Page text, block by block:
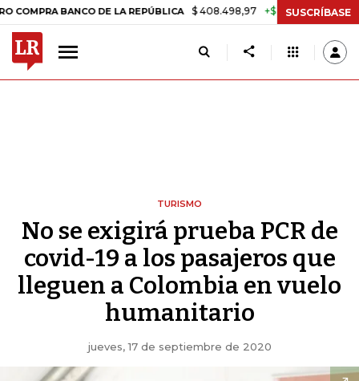
BANCO DE LA REPÚBLICA $ 408.498,97 +$ 8.753,81 +2,19%
SUSCRÍBASE
TURISMO
No se exigirá prueba PCR de
covid-19 a los pasajeros que
lleguen a Colombia en vuelo
humanitario
jueves, 17 de septiembre de 2020